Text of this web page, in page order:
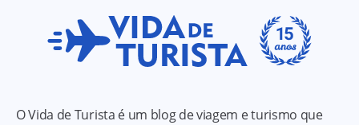
O Vida de Turista é um blog de viagem e turismo que